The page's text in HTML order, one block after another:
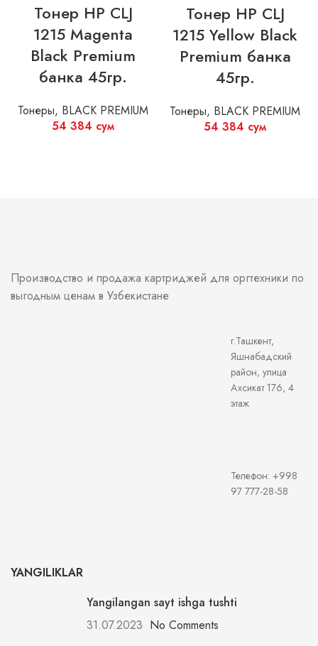
Тонер HP CLJ
1215 Magenta
Black Premium
банка 45гр.
Тонеры, BLACK PREMIUM
54 384 сум
Тонер HP CLJ
1215 Yellow Black
Premium банка
45гр.
Тонеры, BLACK PREMIUM
54 384 сум
Производство и продажа картриджей для оргтехники по
выгодным ценам в Узбекистане
г.Ташкент,
Яшнабадский
район, улица
Ахсикат 176, 4
этаж
Телефон: +998
97 777-28-58
YANGILIKLAR
Yangilangan sayt ishga tushti
31.07.2023 No Comments